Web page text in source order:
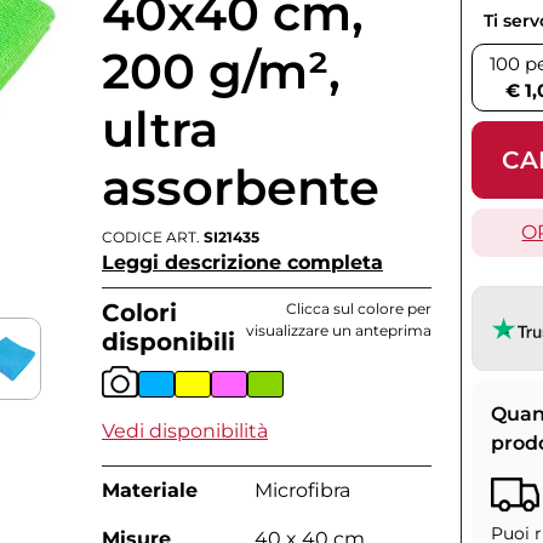
40x40 cm,
200 g/m²,
ultra
assorbente
CODICE ART. SI21435
Leggi descrizione completa
Colori
disponibili
Clicca sul colore per
visualizzare un anteprima
Vedi disponibilità
Materiale Microfibra
Ti
100
€
Puoi